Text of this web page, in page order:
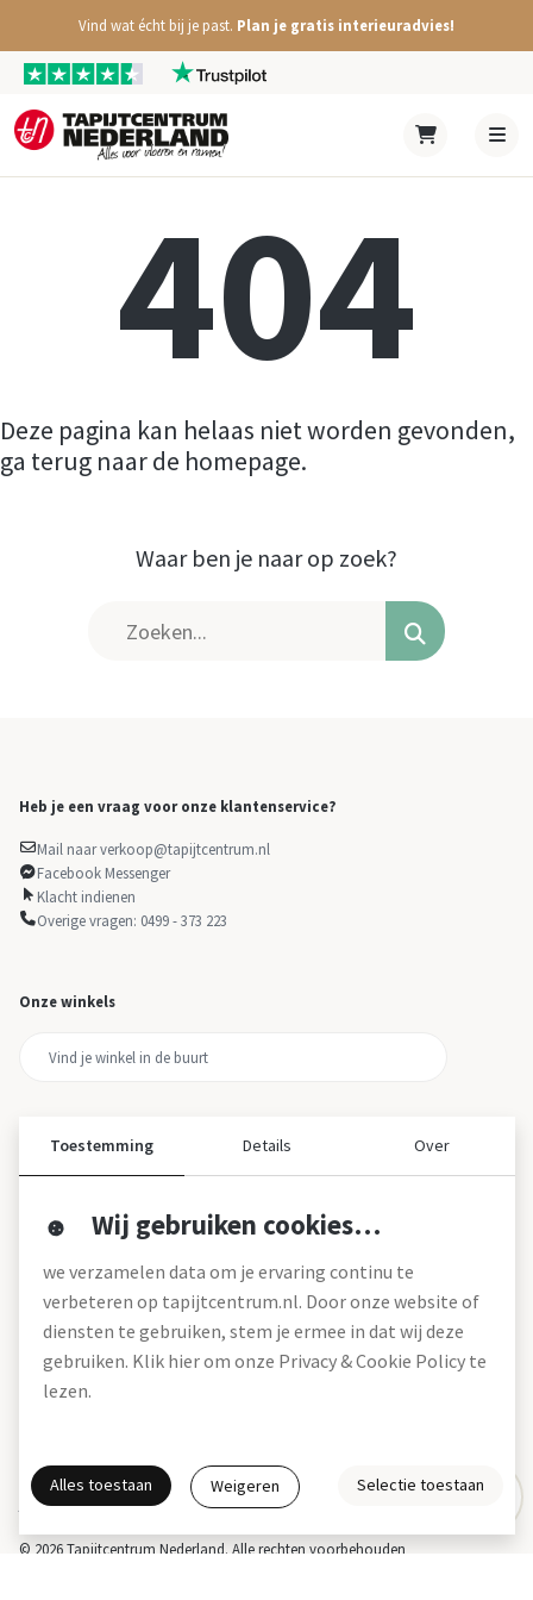
Vind wat écht bij je past. Plan je gratis interieuradvies!
404
Deze pagina kan helaas niet worden gevonden,
ga terug naar de homepage.
Waar ben je naar op zoek?
Heb je een vraag voor onze klantenservice?
Mail naar verkoop@tapijtcentrum.nl
Facebook Messenger
Klacht indienen
Overige vragen: 0499 - 373 223
Onze winkels
Over tapijtcentrum
Werken bij
Montageservice
Blog
© 2026 Tapijtcentrum Nederland. Alle rechten voorbehouden
Actie- en betalingsvoorwaarden * Disclaimer
Gratis interieuradvies
Toestemming Details Over
Wij gebruiken cookies…
we verzamelen data om je ervaring continu te
verbeteren op tapijtcentrum.nl. Door onze website of
diensten te gebruiken, stem je ermee in dat wij deze
gebruiken. Klik hier om onze Privacy & Cookie Policy te
lezen.
Alles toestaan Weigeren Selectie toestaan